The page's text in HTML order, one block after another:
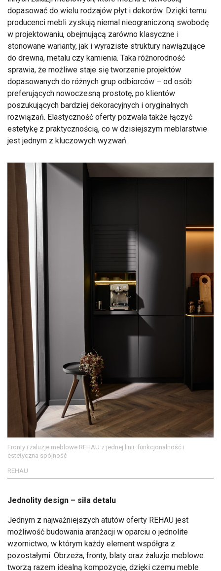
dopasować do wielu rodzajów płyt i dekorów. Dzięki temu
producenci mebli zyskują niemal nieograniczoną swobodę
w projektowaniu, obejmującą zarówno klasyczne i
stonowane warianty, jak i wyraziste struktury nawiązujące
do drewna, metalu czy kamienia. Taka różnorodność
sprawia, że możliwe staje się tworzenie projektów
dopasowanych do różnych grup odbiorców – od osób
preferujących nowoczesną prostotę, po klientów
poszukujących bardziej dekoracyjnych i oryginalnych
rozwiązań. Elastyczność oferty pozwala także łączyć
estetykę z praktycznością, co w dzisiejszym meblarstwie
jest jednym z kluczowych wyzwań.
Fronty i żaluzje meblowe REHAU z jednej linii: funkcjonalność i
estetyczna spójność
REHAU
Jednolity design – siła detalu
Jednym z najważniejszych atutów oferty REHAU jest
możliwość budowania aranżacji w oparciu o jednolite
wzornictwo, w którym każdy element współgra z
pozostałymi. Obrzeża, fronty, blaty oraz żaluzje meblowe
tworzą razem idealną kompozycję, dzięki czemu meble